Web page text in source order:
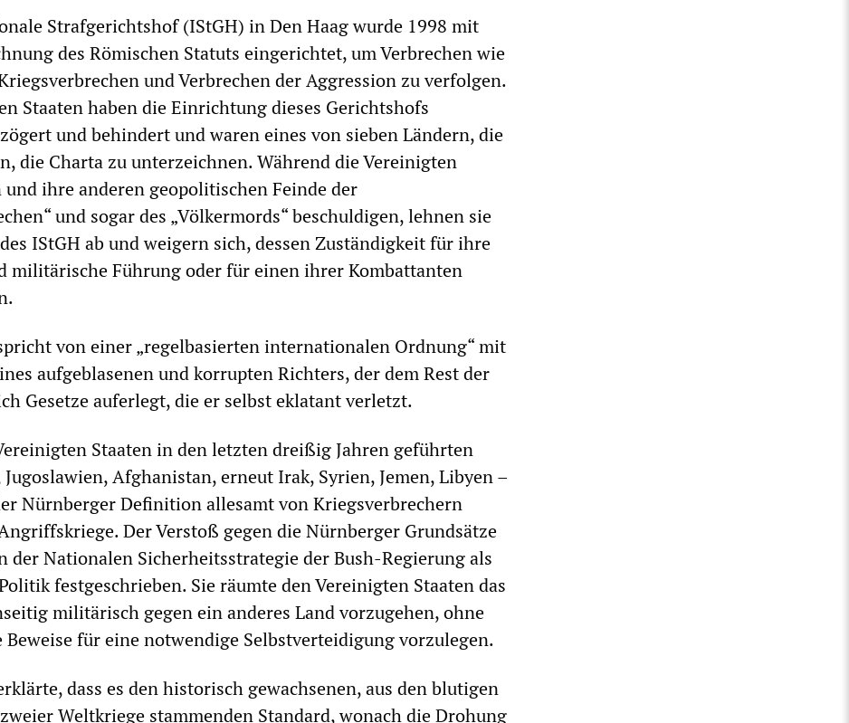
Strafgerichtshof (IStGH) in Den Haag wurde 1998 mit
des Römischen Statuts eingerichtet, um Verbrechen wie
und Verbrechen der Aggression zu verfolgen.
Staaten haben die Einrichtung dieses Gerichtshofs
und behindert und waren eines von sieben Ländern, die
die Charta zu unterzeichnen. Während die Vereinigten
und ihre anderen geopolitischen Feinde der
und sogar des „Völkermords“ beschuldigen, lehnen sie
IStGH ab und weigern sich, dessen Zuständigkeit für ihre
militärische Führung oder für einen ihrer Kombattanten
von einer „regelbasierten internationalen Ordnung“ mit
aufgeblasenen und korrupten Richters, der dem Rest der
Gesetze auferlegt, die er selbst eklatant verletzt.
Staaten in den letzten dreißig Jahren geführten
Afghanistan, erneut Irak, Syrien, Jemen, Libyen –
Nürnberger Definition allesamt von Kriegsverbrechern
Der Verstoß gegen die Nürnberger Grundsätze
der Nationalen Sicherheitsstrategie der Bush-Regierung als
festgeschrieben. Sie räumte den Vereinigten Staaten das
militärisch gegen ein anderes Land vorzugehen, ohne
Beweise für eine notwendige Selbstverteidigung vorzulegen.
dass es den historisch gewachsenen, aus den blutigen
Weltkriege stammenden Standard, wonach die Drohung